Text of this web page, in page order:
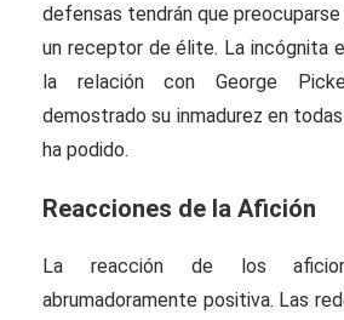
defensas tendrán que
un receptor de élite. La incógnita
la relación con George
demostrado su inmadurez en
ha podido.
Reacciones de la Afición
La reacción de los
abrumadoramente positiva. Las